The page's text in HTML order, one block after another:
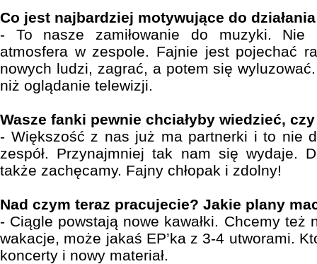
Co jest najbardziej motywujące do
- To nasze zamiłowanie do muzyki.
atmosfera w zespole. Fajnie jest pojechać
nowych ludzi, zagrać, a potem się
niż oglądanie telewizji.
Wasze fanki pewnie chciałyby wiedzieć,
- Większość z nas już ma partnerki i to nie
zespół. Przynajmniej tak nam się wydaje.
także zachęcamy. Fajny chłopak i zdolny!
Nad czym teraz pracujecie? Jakie plany
- Ciągle powstają nowe kawałki. Chcemy też
wakacje, może jakaś EP’ka z 3-4 utworami.
koncerty i nowy materiał.